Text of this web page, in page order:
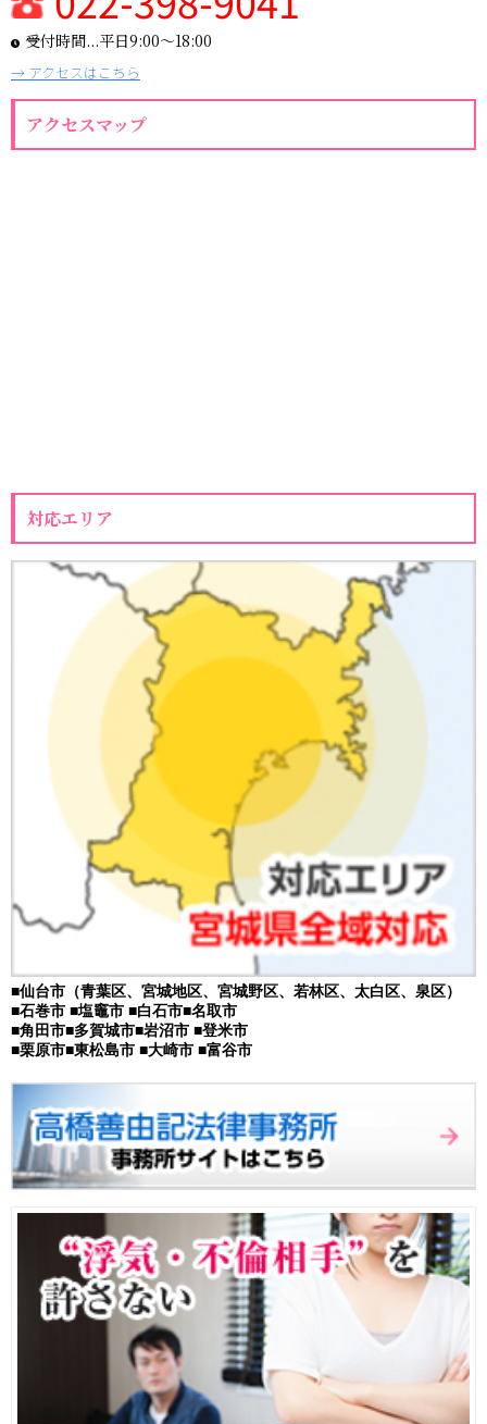
受付時間...平日9:00〜18:00
→ アクセスはこちら
アクセスマップ
対応エリア
■仙台市（青葉区、宮城地区、宮城野区、若林区、太白区、泉区）
■石巻市 ■塩竈市 ■白石市■名取市
■角田市■多賀城市■岩沼市 ■登米市
■栗原市■東松島市 ■大崎市 ■富谷市